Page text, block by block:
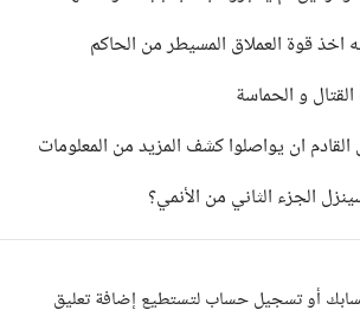
اخذ قوة العملاق المسيطر من الحاكم
و الحماسة
ان يواصلوا كشف المزيد من المعلومات
الجزء الثاني من الأنمي؟
أو تسجيل حساب لتستطيع إضافة تعليق